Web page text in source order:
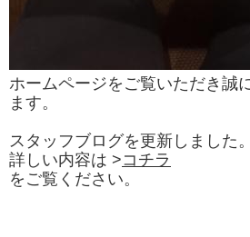
ホームページをご覧いただき誠
ます。
スタッフブログを更新しました。
詳しい内容は >コチラ
をご覧ください。